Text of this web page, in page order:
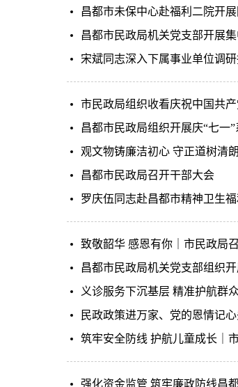
昌都市未保中心赴福利二院开
昌都市民政局机关党支部开展
宋斌同志深入下属事业单位调
市民政局组织收看庆祝中国共
昌都市民政局组织开展庆“七一
观文物铸廉洁初心 守正道树清
昌都市民政局召开干部大会
罗庆伍同志赴昌都市精神卫生
致敬韶华 感恩有你｜市民政局
昌都市民政局机关党支部组织
义诊服务下沉基层 精准护航
民政政策进万家、党的恩情记
筑牢安全防线 护航儿童成长｜
强化资金监管 筑牢廉政防线昌